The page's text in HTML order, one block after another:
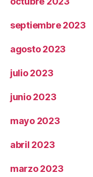
septiembre 2023
agosto 2023
julio 2023
junio 2023
mayo 2023
abril 2023
marzo 2023